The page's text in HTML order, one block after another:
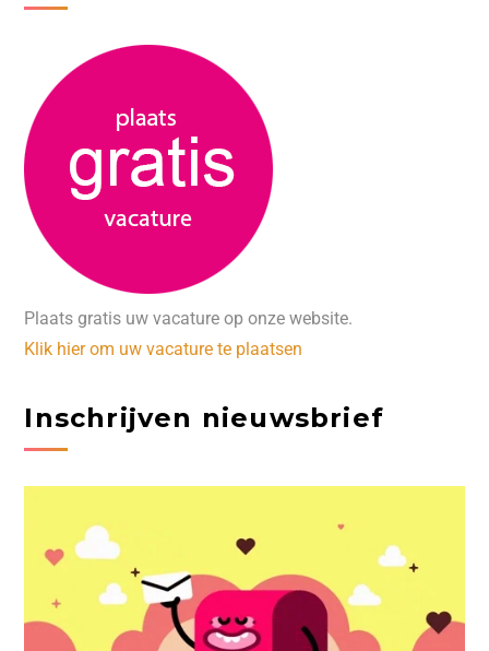
Plaats gratis uw vacature op onze website.
Klik hier om uw vacature te plaatsen
Inschrijven nieuwsbrief